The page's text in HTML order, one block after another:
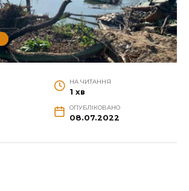
НА ЧИТАННЯ
1 хв
ОПУБЛІКОВАНО
08.07.2022